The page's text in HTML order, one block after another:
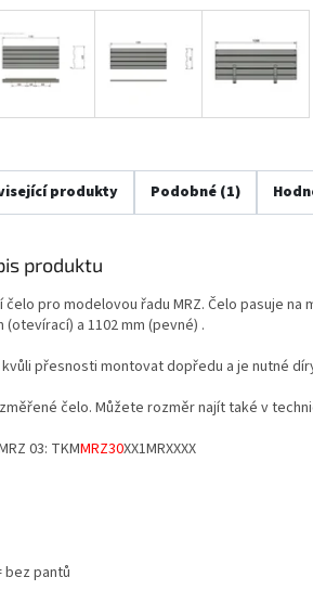
produkty Podobné (1)
produktu
čelo pro modelovou řadu MRZ. Čelo pasuje
(otevírací) a 1102 mm (pevné) .
kvůli přesnosti montovat dopředu a je nutné
čelo. Můžete rozměr najít také v
03: TKMMRZ30XX1MRXXXX
bez pantů